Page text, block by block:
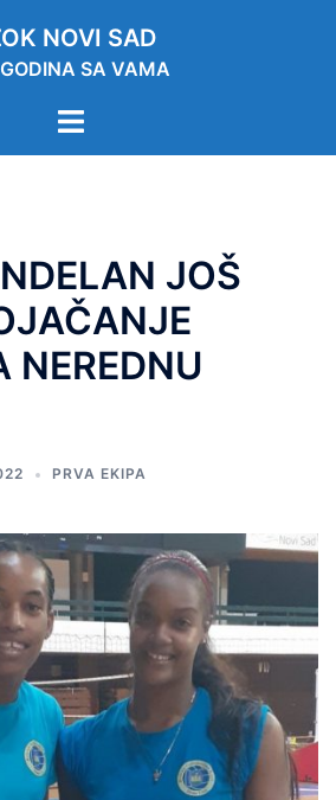
NOVI SAD
SA VAMA
JOŠ
NEREDNU
PRVA EKIPA